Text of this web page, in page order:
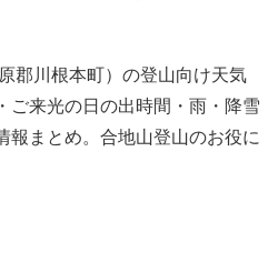
郡川根本町）の登山向け天気
ご来光の日の出時間・雨・降雪
報まとめ。合地山登山のお役に